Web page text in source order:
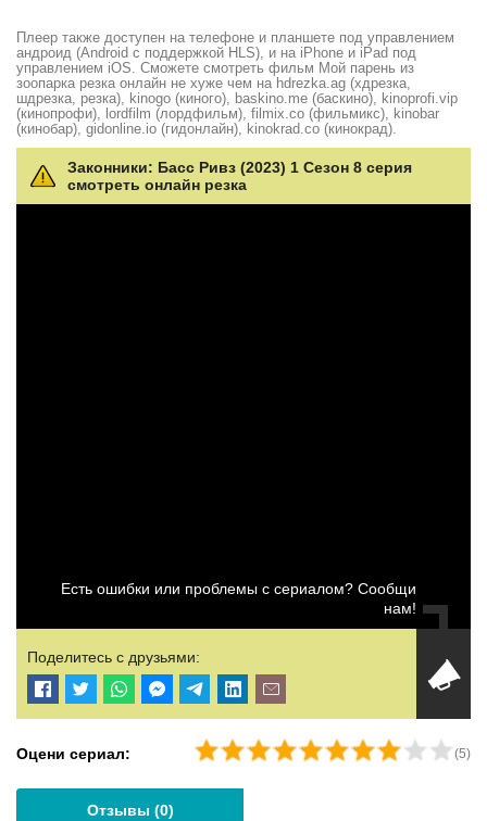
Плеер также доступен на телефоне и планшете под управлением
андроид (Android с поддержкой HLS), и на iPhone и iPad под
управлением iOS. Сможете смотреть фильм Мой парень из
зоопарка резка онлайн не хуже чем на hdrezka.ag (хдрезка,
шдрезка, резка), kinogo (киного), baskino.me (баскино), kinoprofi.vip
(кинопрофи), lordfilm (лордфильм), filmix.co (фильмикс), kinobar
(кинобар), gidonline.io (гидонлайн), kinokrad.сo (кинокрад).
Законники: Басс Ривз (2023) 1 Сезон 8 серия
смотреть онлайн резка
Есть ошибки или проблемы с сериалом? Сообщи
нам!
Поделитесь с друзьями:
Оцени сериал: (5)
Отзывы (0)